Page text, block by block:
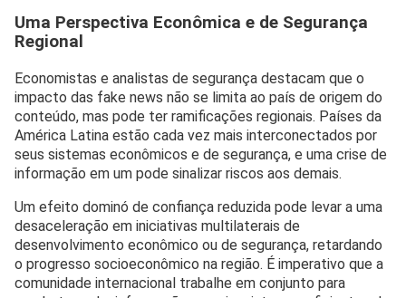
Uma Perspectiva Econômica e de Segurança
Regional
Economistas e analistas de segurança destacam que o
impacto das fake news não se limita ao país de origem do
conteúdo, mas pode ter ramificações regionais. Países da
América Latina estão cada vez mais interconectados por
seus sistemas econômicos e de segurança, e uma crise de
informação em um pode sinalizar riscos aos demais.
Um efeito dominó de confiança reduzida pode levar a uma
desaceleração em iniciativas multilaterais de
desenvolvimento econômico ou de segurança, retardando
o progresso socioeconômico na região. É imperativo que a
comunidade internacional trabalhe em conjunto para